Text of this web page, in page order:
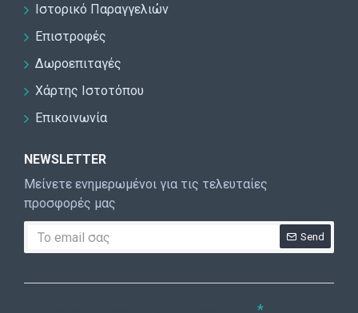
Ιστορικό Παραγγελιών
Επιστροφές
Δωροεπιταγές
Χάρτης Ιστοτόπου
Επικοινωνία
NEWSLETTER
Μείνετε ενημερωμένοι για τις τελευταίες
προσφορές μας
Send